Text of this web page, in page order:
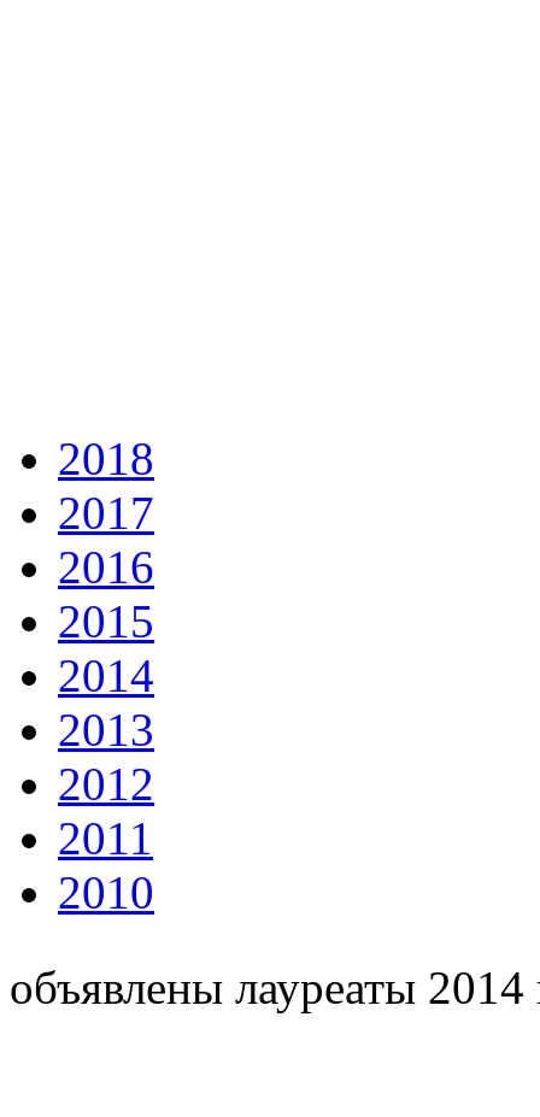
2018
2017
2016
2015
2014
2013
2012
2011
2010
объявлены лауреаты 2014